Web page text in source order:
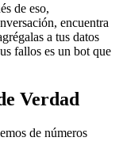
de eso,
encuentra
a tus datos
fallos es un bot que
Verdad
de números